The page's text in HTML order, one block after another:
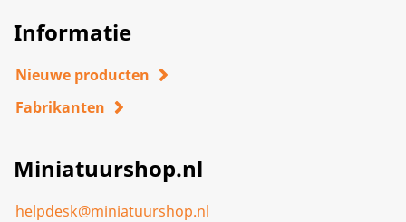
Informatie
Nieuwe producten
Fabrikanten
Miniatuurshop.nl
helpdesk@miniatuurshop.nl